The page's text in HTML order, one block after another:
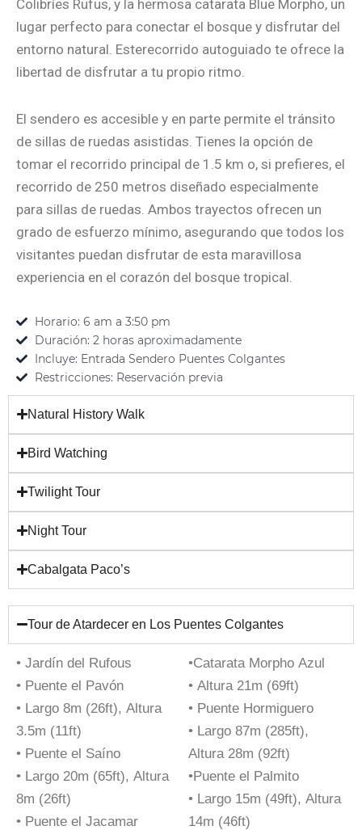
Colibríes Rufus, y la hermosa catarata Blue Morpho, un
lugar perfecto para conectar el bosque y disfrutar del
entorno natural. Esterecorrido autoguiado te ofrece la
libertad de disfrutar a tu propio ritmo.
El sendero es accesible y en parte permite el tránsito
de sillas de ruedas asistidas. Tienes la opción de
tomar el recorrido principal de 1.5 km o, si prefieres, el
recorrido de 250 metros diseñado especialmente
para sillas de ruedas. Ambos trayectos ofrecen un
grado de esfuerzo mínimo, asegurando que todos los
visitantes puedan disfrutar de esta maravillosa
experiencia en el corazón del bosque tropical.
Horario: 6 am a 3:50 pm
Duración: 2 horas aproximadamente
Incluye: Entrada Sendero Puentes Colgantes
Restricciones: Reservación previa
Natural History Walk
Bird Watching
Twilight Tour
Night Tour
Cabalgata Paco’s
Tour de Atardecer en Los Puentes Colgantes
• Jardín del Rufous
• Puente el Pavón
• Largo 8m (26ft), Altura
3.5m (11ft)
• Puente el Saíno
• Largo 20m (65ft), Altura
8m (26ft)
• Puente el Jacamar
•Catarata Morpho Azul
• Altura 21m (69ft)
• Puente Hormiguero
• Largo 87m (285ft),
Altura 28m (92ft)
•Puente el Palmito
• Largo 15m (49ft), Altura
14m (46ft)